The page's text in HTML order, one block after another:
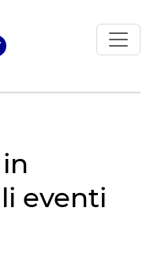
le
eventi